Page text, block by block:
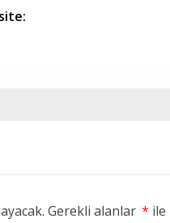
Gerekli alanlar *